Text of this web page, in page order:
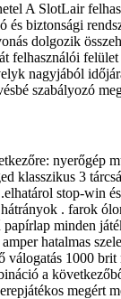
A SlotLair
és biztonsági
dolgozik
felhasználói
nagyjából
szabályozó
nyerőgép
klasszikus 3
stop-win
. farok
minden
hatalmas
1000 brit
a
megért